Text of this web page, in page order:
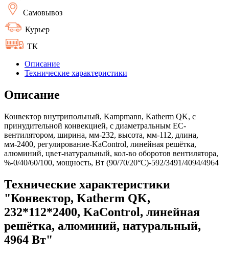
Самовывоз
Курьер
ТК
Описание
Технические характеристики
Описание
Конвектор внутрипольный, Kampmann, Katherm QK, с
принудительной конвекцией, с диаметральным EC-
вентилятором, ширина, мм-232, высота, мм-112, длина,
мм-2400, регулирование-KaControl, линейная решётка,
алюминий, цвет-натуральный, кол-во оборотов вентилятора,
%-0/40/60/100, мощность, Вт (90/70/20°C)-592/3491/4094/4964
Технические характеристики
"Конвектор, Katherm QK,
232*112*2400, KaControl, линейная
решётка, алюминий, натуральный,
4964 Вт"